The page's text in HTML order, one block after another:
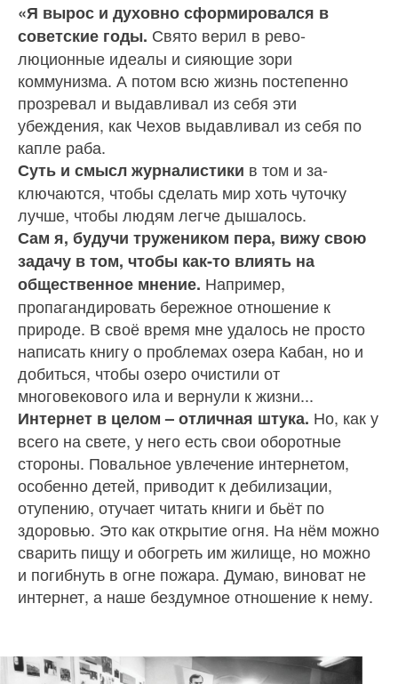
«Я вырос и духовно сформировался в
советские годы. Свято верил в рево­
люционные идеалы и сияющие зори
коммунизма. А потом всю жизнь постепенно
прозревал и выдавли­вал из себя эти
убеждения, как Чехов выдавливал из себя по
капле раба.
Суть и смысл журналистики в том и за­
ключаются, чтобы сделать мир хоть чуточку
лучше, чтобы людям легче дышалось.
Сам я, будучи тружеником пера, вижу свою
задачу в том, чтобы как‑то влиять на
обществен­ное мнение. Например,
пропагандировать береж­ное отношение к
природе. В своё время мне удалось не просто
написать книгу о проблемах озера Кабан, но и
добиться, чтобы озеро очистили от
многовекового ила и вернули к жизни...
Интернет в целом – отличная штука. Но, как у
всего на свете, у него есть свои оборотные
стороны. Повальное увлечение интернетом,
особенно детей, приводит к дебилизации,
отупению, отучает читать книги и бьёт по
здоровью. Это как открытие огня. На нём можно
сварить пищу и обогреть им жилище, но можно
и погибнуть в огне пожара. Думаю, виноват не
интернет, а наше бездумное отношение к нему.